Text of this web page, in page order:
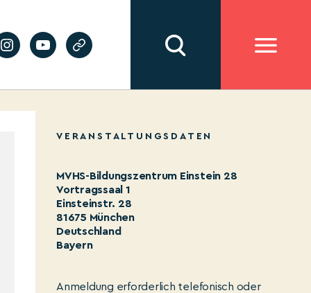
VERANSTALTUNGSDATEN
MVHS-Bildungszentrum Einstein 28
Vortragssaal 1
Einsteinstr. 28
81675 München
Deutschland
Bayern
Anmeldung erforderlich telefonisch oder